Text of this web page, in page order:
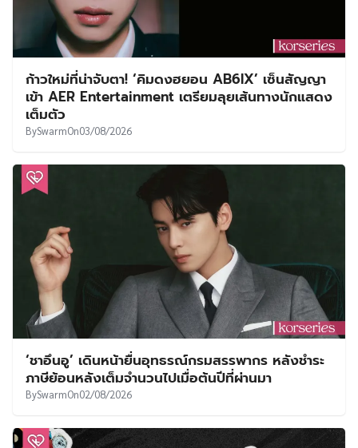
ก้าวใหม่ที่น่าจับตา! ‘คิมดงฮยอน AB6IX’ เซ็นสัญญา
เข้า AER Entertainment เตรียมลุยเส้นทางนักแสดง
เต็มตัว
BySwarmOn03/08/2026
‘ชาอึนอู’ เดินหน้ายื่นอุทธรณ์กรมสรรพากร หลังชำระ
ภาษีย้อนหลังเต็มจำนวนไปเมื่อต้นปีที่ผ่านมา
BySwarmOn02/08/2026